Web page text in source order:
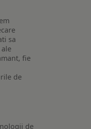
sa
fie
de
de